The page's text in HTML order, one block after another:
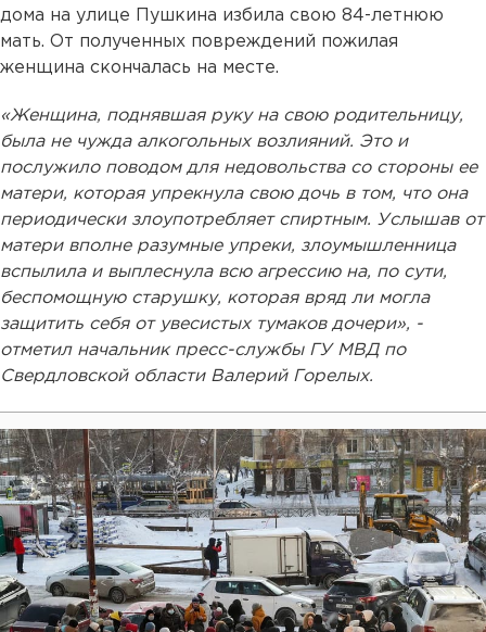
дома на улице Пушкина избила свою 84-летнюю
мать. От полученных повреждений пожилая
женщина скончалась на месте.
«Женщина, поднявшая руку на свою родительницу,
была не чужда алкогольных возлияний. Это и
послужило поводом для недовольства со стороны ее
матери, которая упрекнула свою дочь в том, что она
периодически злоупотребляет спиртным. Услышав от
матери вполне разумные упреки, злоумышленница
вспылила и выплеснула всю агрессию на, по сути,
беспомощную старушку, которая вряд ли могла
защитить себя от увесистых тумаков дочери», -
отметил начальник пресс-службы ГУ МВД по
Свердловской области Валерий Горелых.